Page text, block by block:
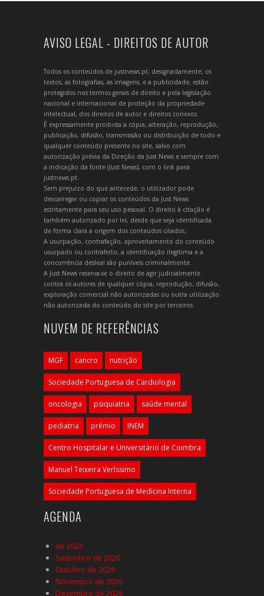
AVISO LEGAL - DIREITOS DE AUTOR
Todos os conteúdos de justnews.pt, designadamente, os
textos, as fotografias, as imagens, e a publicidade, estão
protegidos nos termos gerais de direito e pela legislação
nacional e internacional de proteção da propriedade
intelectual, dos direitos de autor e direitos conexos.
É expressamente proibida a cópia, alteração, reprodução,
publicação, difusão, transmissão ou distribuição de todo e
qualquer conteúdo presente no site, salvo com
autorização prévia da Direção da Just News e sempre com
a indicação da fonte (Just News), com o link para
justnews.pt.
Sem prejuízo do que antecede, o utilizador pode
descarregar ou copiar os conteúdos da Just News
estritamente para seu uso pessoal. O direito à citação é
também autorizado por lei, desde que seja identificada
de forma clara a origem dos conteúdos citados.
A usurpação, contrafação, aproveitamento do conteúdo
usurpado ou contrafeito, a identificação ilegítima e a
concorrência desleal são puníveis criminalmente.
A Just News reserva-se o direito de agir judicialmente
contra os autores de qualquer cópia, reprodução, difusão,
exploração comercial não autorizadas ou outra utilização
não autorizada do conteúdo do site por terceiros.
NUVEM DE REFERÊNCIAS
MGF cancro nutrição
Sociedade Portuguesa de Cardiologia
oncologia psiquiatria saúde mental
pediatria prémio INEM
Centro Hospitalar e Universitário de Coimbra
Manuel Teixeira Veríssimo
Sociedade Portuguesa de Medicina Interna
AGENDA
de 2026
Setembro de 2026
Outubro de 2026
Novembro de 2026
Dezembro de 2026